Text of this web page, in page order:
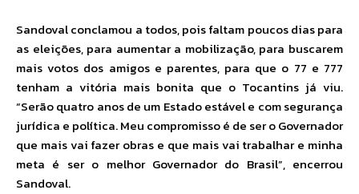
Sandoval conclamou a todos, pois faltam poucos dias para
as eleições, para aumentar a mobilização, para buscarem
mais votos dos amigos e parentes, para que o 77 e 777
tenham a vitória mais bonita que o Tocantins já viu.
“Serão quatro anos de um Estado estável e com segurança
jurídica e política. Meu compromisso é de ser o Governador
que mais vai fazer obras e que mais vai trabalhar e minha
meta é ser o melhor Governador do Brasil”, encerrou
Sandoval.